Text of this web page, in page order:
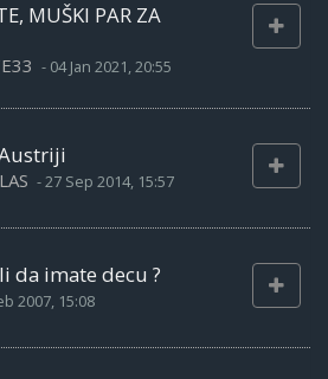
MUŠKI PAR ZA
- 04 Jan 2021, 20:55
-27 Sep 2014, 15:57
da imate decu ?
2007, 15:08